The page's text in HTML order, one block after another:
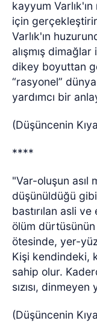
kayyum
için
Varlık'ın
alışmış
dikey boyuttan
“rasyonel”
yardımcı bir
(Düşüncenin
****
"Var-oluşun asıl
düşünüldüğü
bastırılan asli ve
ölüm dürtüsünün
ötesinde, yer-
Kişi kendindeki,
sahip olur.
sızısı,
(Düşüncenin